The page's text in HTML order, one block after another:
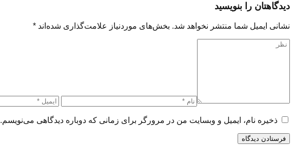
دیدگاهتان را بنویسید
نشانی ایمیل شما منتشر نخواهد شد. بخش‌های موردنیاز علامت‌گذاری شده‌اند *
ذخیره نام، ایمیل و وبسایت من در مرورگر برای زمانی که دوباره دیدگاهی می‌نویسم.